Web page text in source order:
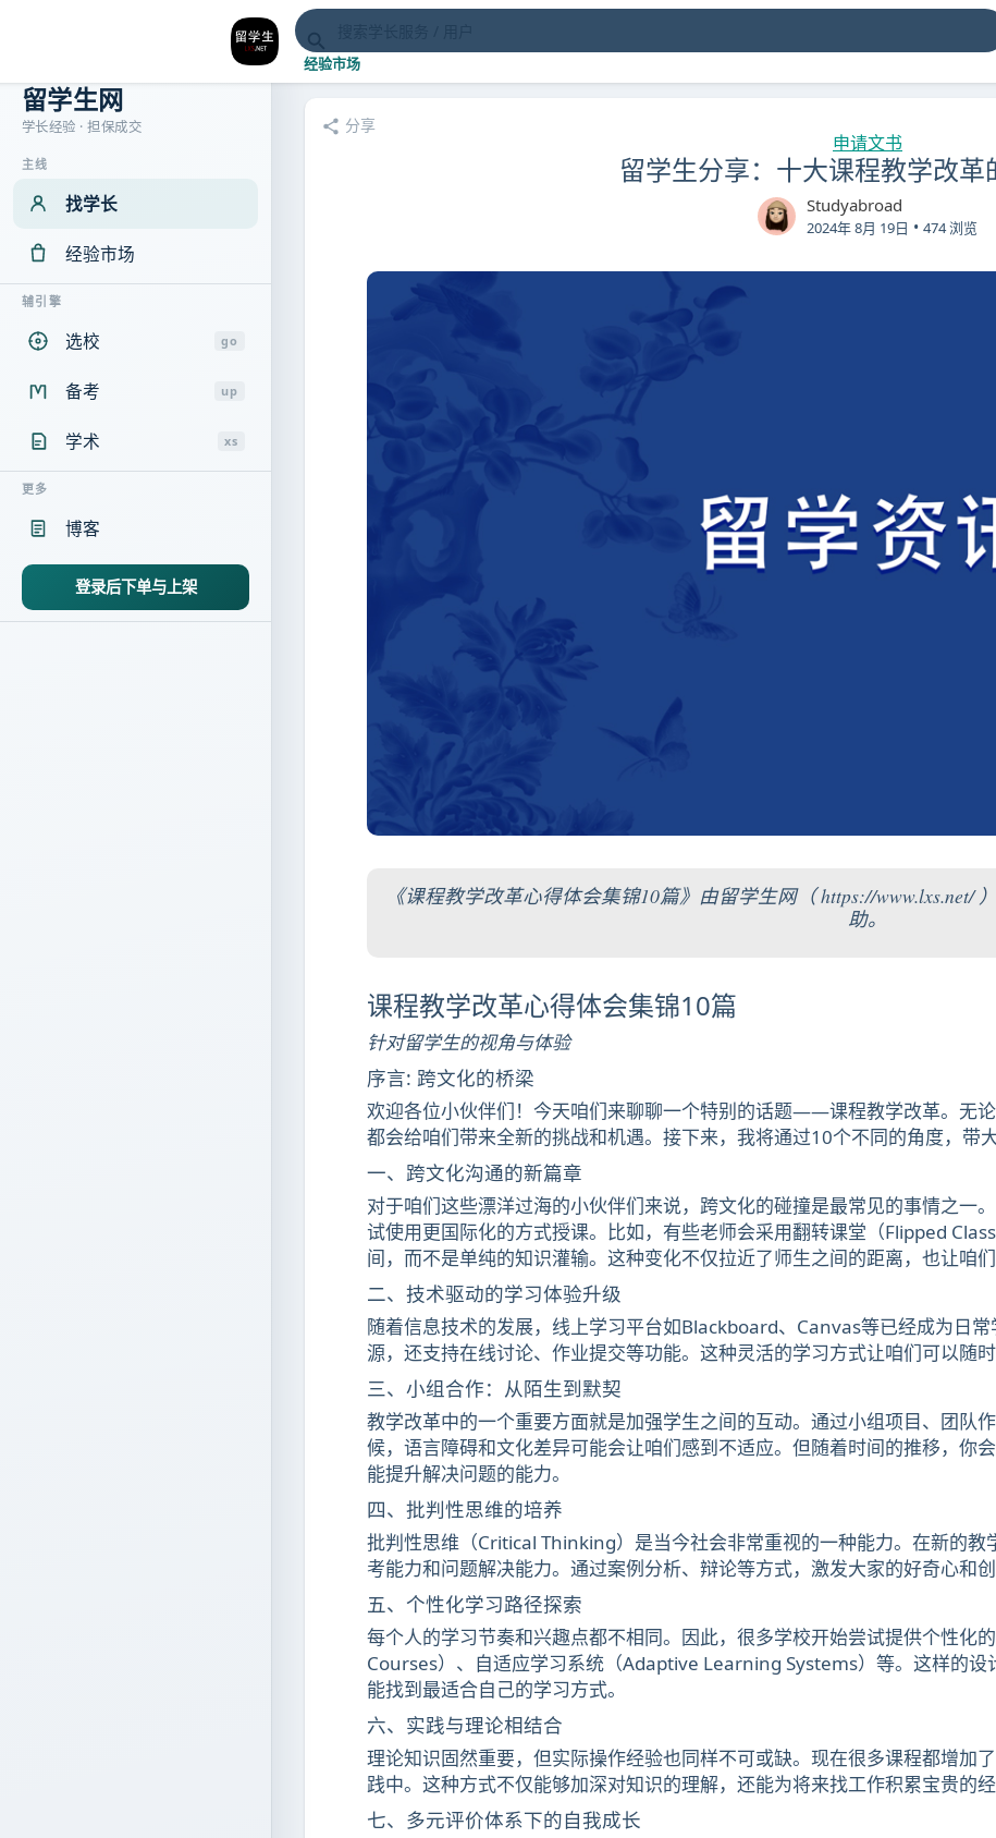
经验市场
留学生网
学长经验 · 担保成交
主线
找学长
经验市场
辅引擎
选校 go
备考 up
学术 xs
更多
博客
登录后下单与上架
分享
申请文书
留学生分享：十大课程教学改革
Studyabroad
2024年 8月 19日 • 474 浏览
《课程教学改革心得体会集锦10篇》由留学生网（ https://
助。
课程教学改革心得体会集锦10篇
针对留学生的视角与体验
序言: 跨文化的桥梁
欢迎各位小伙伴们！今天咱们来聊聊一个特别的话题——课程教学改革。无
都会给咱们带来全新的挑战和机遇。接下来，我将通过10个不同的角度，带
一、跨文化沟通的新篇章
对于咱们这些漂洋过海的小伙伴们来说，跨文化的碰撞是最常见的事情之一
试使用更国际化的方式授课。比如，有些老师会采用翻转课堂（Flipped
间，而不是单纯的知识灌输。这种变化不仅拉近了师生之间的距离，也让咱
二、技术驱动的学习体验升级
随着信息技术的发展，线上学习平台如Blackboard、Canvas等已经成为日
源，还支持在线讨论、作业提交等功能。这种灵活的学习方式让咱们可以随
三、小组合作：从陌生到默契
教学改革中的一个重要方面就是加强学生之间的互动。通过小组项目、团队
候，语言障碍和文化差异可能会让咱们感到不适应。但随着时间的推移，你
能提升解决问题的能力。
四、批判性思维的培养
批判性思维（Critical Thinking）是当今社会非常重视的一种能力。在新的
考能力和问题解决能力。通过案例分析、辩论等方式，激发大家的好奇心和
五、个性化学习路径探索
每个人的学习节奏和兴趣点都不相同。因此，很多学校开始尝试提供个性化
Courses）、自适应学习系统（Adaptive Learning Systems）等。这样的
能找到最适合自己的学习方式。
六、实践与理论相结合
理论知识固然重要，但实际操作经验也同样不可或缺。现在很多课程都增加
践中。这种方式不仅能够加深对知识的理解，还能为将来找工作积累宝贵的经
七、多元评价体系下的自我成长